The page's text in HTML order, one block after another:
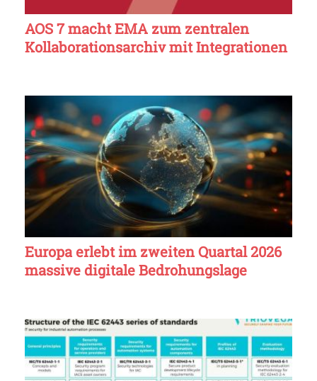
AOS 7 macht EMA zum zentralen
Kollaborationsarchiv mit Integrationen
Europa erlebt im zweiten Quartal 2026
massive digitale Bedrohungslage